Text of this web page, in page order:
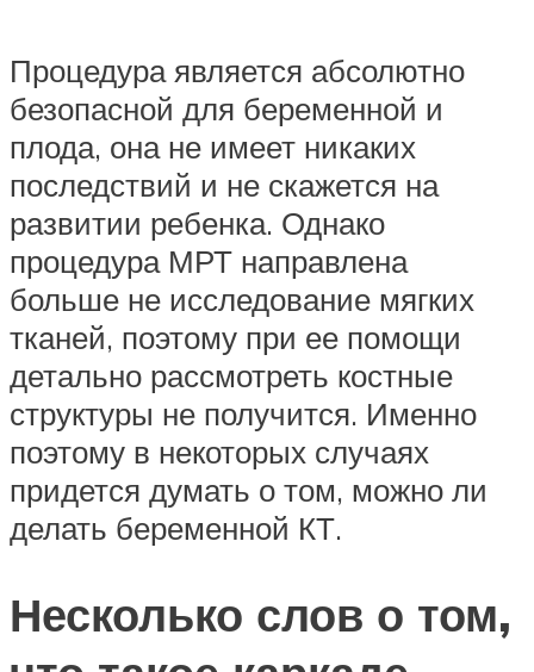
Процедура является абсолютно
безопасной для беременной и
плода, она не имеет никаких
последствий и не скажется на
развитии ребенка. Однако
процедура МРТ направлена
больше не исследование мягких
тканей, поэтому при ее помощи
детально рассмотреть костные
структуры не получится. Именно
поэтому в некоторых случаях
придется думать о том, можно ли
делать беременной КТ.
Несколько слов о том,